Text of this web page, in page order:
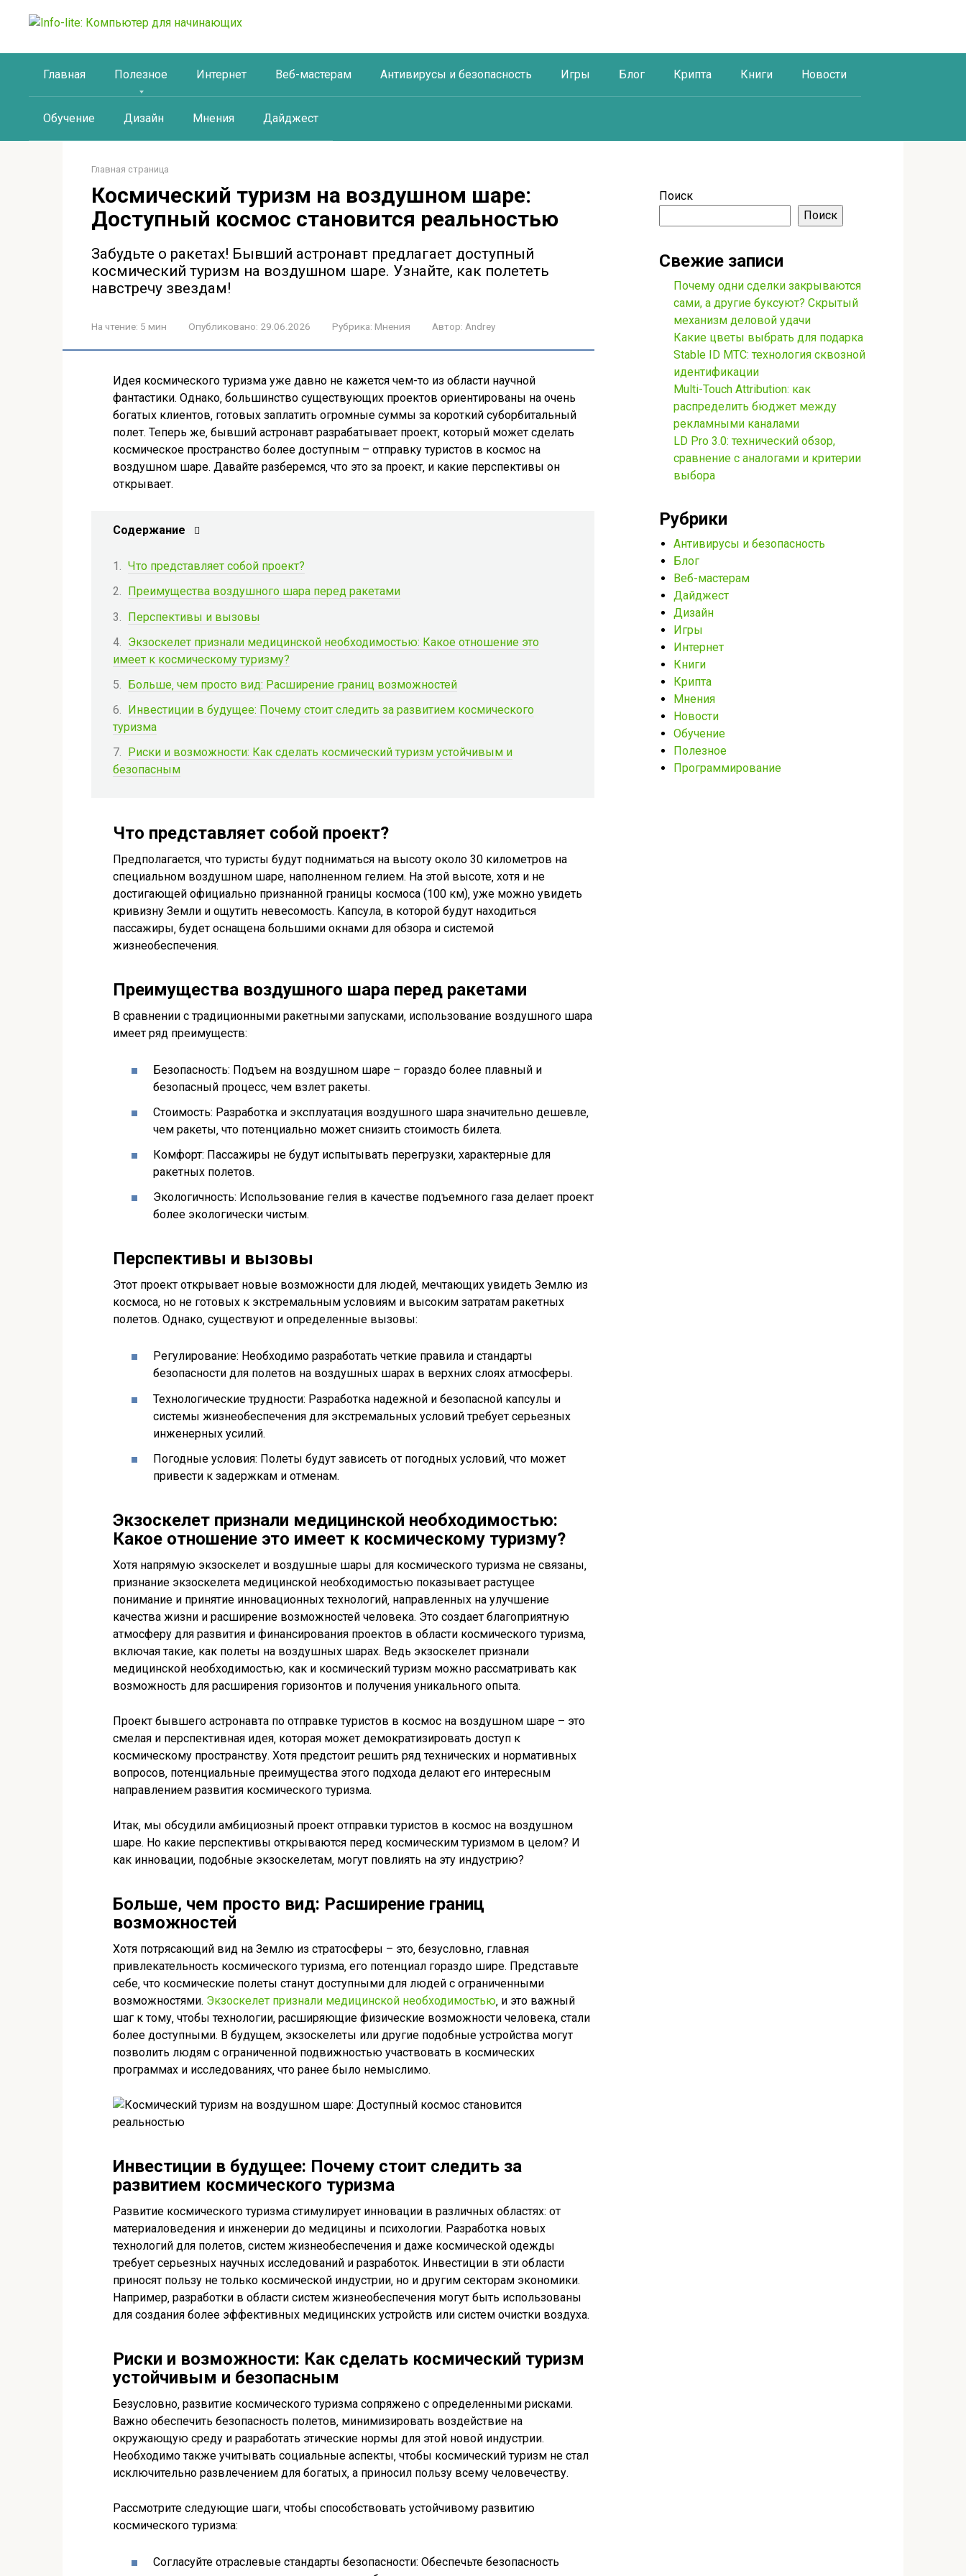
Главная Полезное Интернет Веб-мастерам Антивирусы и безопасность Игры Блог Крипта Книги Новости
Обучение Дизайн Мнения Дайджест
Главная страница
Космический туризм на воздушном шаре:
Доступный космос становится реальностью
Забудьте о ракетах! Бывший астронавт предлагает доступный
космический туризм на воздушном шаре. Узнайте, как полететь
навстречу звездам!
На чтение: 5 мин Опубликовано: 29.06.2026 Рубрика: Мнения Автор: Andrey
Идея космического туризма уже давно не кажется чем-то из области научной
фантастики. Однако‚ большинство существующих проектов ориентированы на очень
богатых клиентов‚ готовых заплатить огромные суммы за короткий суборбитальный
полет. Теперь же‚ бывший астронавт разрабатывает проект‚ который может сделать
космическое пространство более доступным – отправку туристов в космос на
воздушном шаре. Давайте разберемся‚ что это за проект‚ и какие перспективы он
открывает.
Содержание
Что представляет собой проект?
Преимущества воздушного шара перед ракетами
Перспективы и вызовы
Экзоскелет признали медицинской необходимостью: Какое отношение это
имеет к космическому туризму?
Больше‚ чем просто вид: Расширение границ возможностей
Инвестиции в будущее: Почему стоит следить за развитием космического
туризма
Риски и возможности: Как сделать космический туризм устойчивым и
безопасным
Что представляет собой проект?
Предполагается‚ что туристы будут подниматься на высоту около 30 километров на
специальном воздушном шаре‚ наполненном гелием. На этой высоте‚ хотя и не
достигающей официально признанной границы космоса (100 км)‚ уже можно увидеть
кривизну Земли и ощутить невесомость. Капсула‚ в которой будут находиться
пассажиры‚ будет оснащена большими окнами для обзора и системой
жизнеобеспечения.
Преимущества воздушного шара перед ракетами
В сравнении с традиционными ракетными запусками‚ использование воздушного шара
имеет ряд преимуществ:
Безопасность: Подъем на воздушном шаре – гораздо более плавный и
безопасный процесс‚ чем взлет ракеты.
Стоимость: Разработка и эксплуатация воздушного шара значительно дешевле‚
чем ракеты‚ что потенциально может снизить стоимость билета.
Комфорт: Пассажиры не будут испытывать перегрузки‚ характерные для
ракетных полетов.
Экологичность: Использование гелия в качестве подъемного газа делает проект
более экологически чистым.
Перспективы и вызовы
Этот проект открывает новые возможности для людей‚ мечтающих увидеть Землю из
космоса‚ но не готовых к экстремальным условиям и высоким затратам ракетных
полетов. Однако‚ существуют и определенные вызовы:
Регулирование: Необходимо разработать четкие правила и стандарты
безопасности для полетов на воздушных шарах в верхних слоях атмосферы.
Технологические трудности: Разработка надежной и безопасной капсулы и
системы жизнеобеспечения для экстремальных условий требует серьезных
инженерных усилий.
Погодные условия: Полеты будут зависеть от погодных условий‚ что может
привести к задержкам и отменам.
Экзоскелет признали медицинской необходимостью:
Какое отношение это имеет к космическому туризму?
Хотя напрямую экзоскелет и воздушные шары для космического туризма не связаны‚
признание экзоскелета медицинской необходимостью показывает растущее
понимание и принятие инновационных технологий‚ направленных на улучшение
качества жизни и расширение возможностей человека. Это создает благоприятную
атмосферу для развития и финансирования проектов в области космического туризма‚
включая такие‚ как полеты на воздушных шарах. Ведь экзоскелет признали
медицинской необходимостью‚ как и космический туризм можно рассматривать как
возможность для расширения горизонтов и получения уникального опыта.
Проект бывшего астронавта по отправке туристов в космос на воздушном шаре – это
смелая и перспективная идея‚ которая может демократизировать доступ к
космическому пространству. Хотя предстоит решить ряд технических и нормативных
вопросов‚ потенциальные преимущества этого подхода делают его интересным
направлением развития космического туризма.
Итак‚ мы обсудили амбициозный проект отправки туристов в космос на воздушном
шаре. Но какие перспективы открываются перед космическим туризмом в целом? И
как инновации‚ подобные экзоскелетам‚ могут повлиять на эту индустрию?
Больше‚ чем просто вид: Расширение границ
возможностей
Хотя потрясающий вид на Землю из стратосферы – это‚ безусловно‚ главная
привлекательность космического туризма‚ его потенциал гораздо шире. Представьте
себе‚ что космические полеты станут доступными для людей с ограниченными
возможностями. Экзоскелет признали медицинской необходимостью‚ и это важный
шаг к тому‚ чтобы технологии‚ расширяющие физические возможности человека‚ стали
более доступными. В будущем‚ экзоскелеты или другие подобные устройства могут
позволить людям с ограниченной подвижностью участвовать в космических
программах и исследованиях‚ что ранее было немыслимо.
Инвестиции в будущее: Почему стоит следить за
развитием космического туризма
Развитие космического туризма стимулирует инновации в различных областях: от
материаловедения и инженерии до медицины и психологии. Разработка новых
технологий для полетов‚ систем жизнеобеспечения и даже космической одежды
требует серьезных научных исследований и разработок. Инвестиции в эти области
приносят пользу не только космической индустрии‚ но и другим секторам экономики.
Например‚ разработки в области систем жизнеобеспечения могут быть использованы
для создания более эффективных медицинских устройств или систем очистки воздуха.
Риски и возможности: Как сделать космический туризм
устойчивым и безопасным
Безусловно‚ развитие космического туризма сопряжено с определенными рисками.
Важно обеспечить безопасность полетов‚ минимизировать воздействие на
окружающую среду и разработать этические нормы для этой новой индустрии.
Необходимо также учитывать социальные аспекты‚ чтобы космический туризм не стал
исключительно развлечением для богатых‚ а приносил пользу всему человечеству.
Рассмотрите следующие шаги‚ чтобы способствовать устойчивому развитию
космического туризма:
Согласуйте отраслевые стандарты безопасности: Обеспечьте безопасность
Поиск
Поиск
Свежие записи
Почему одни сделки закрываются
сами, а другие буксуют? Скрытый
механизм деловой удачи
Какие цветы выбрать для подарка
Stable ID МТС: технология сквозной
идентификации
Multi-Touch Attribution: как
распределить бюджет между
рекламными каналами
LD Pro 3.0: технический обзор,
сравнение с аналогами и критерии
выбора
Рубрики
Антивирусы и безопасность
Блог
Веб-мастерам
Дайджест
Дизайн
Игры
Интернет
Книги
Крипта
Мнения
Новости
Обучение
Полезное
Программирование